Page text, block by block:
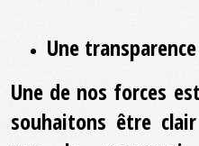
Une
Une de nos forces
souhaitons être